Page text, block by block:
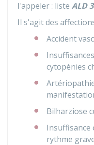
l'appeler : liste ALD
Il s'agit des
Accident
cytopénies
Bilharziose
Insuffisance
rythme